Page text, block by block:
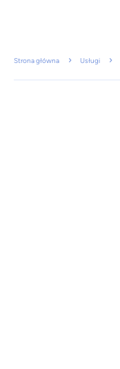
Strona główna Usługi